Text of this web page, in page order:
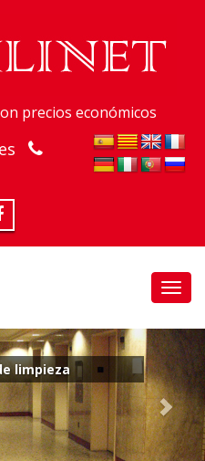
precios económicos
limpieza